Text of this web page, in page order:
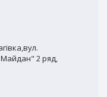
Майдан" 2 ряд,